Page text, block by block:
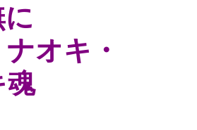
オキ・
魂